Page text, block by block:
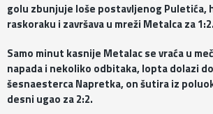
golu zbunjuje loše postavljenog Puletića,
raskoraku i završava u mreži Metalca za 1:2.
Samo minut kasnije Metalac se vraća u
napada i nekoliko odbitaka, lopta dolazi
šesnaesterca Napretka, on šutira iz
desni ugao za 2:2.